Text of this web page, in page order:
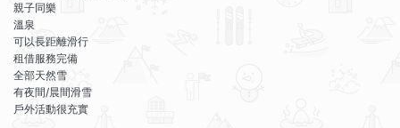
親子同樂
溫泉
可以長距離滑行
租借服務完備
全部天然雪
有夜間/晨間滑雪
戶外活動很充實